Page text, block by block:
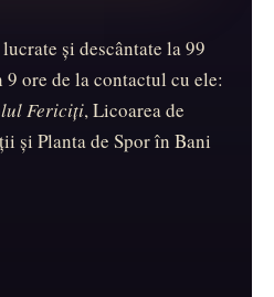
și descântate la 99
ore de la contactul cu ele:
Fericiți, Licoarea de
și Planta de Spor în Bani